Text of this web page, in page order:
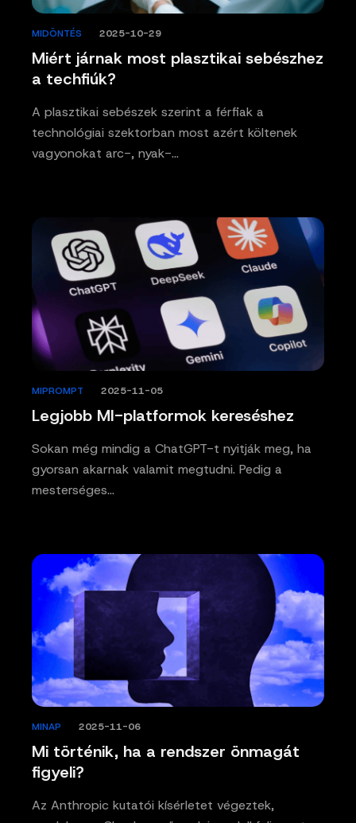
Miért járnak most plasztikai sebészhez
a techfiúk?
MIDÖNTÉS 2025-10-29
A plasztikai sebészek szerint a férfiak a
technológiai szektorban most azért költenek
vagyonokat arc-, nyak-…
Legjobb MI-platformok kereséshez
MIPROMPT 2025-11-05
Sokan még mindig a ChatGPT-t nyitják meg, ha
gyorsan akarnak valamit megtudni. Pedig a
mesterséges…
Mi történik, ha a rendszer önmagát
figyeli?
MINAP 2025-11-06
Az Anthropic kutatói kísérletet végeztek,